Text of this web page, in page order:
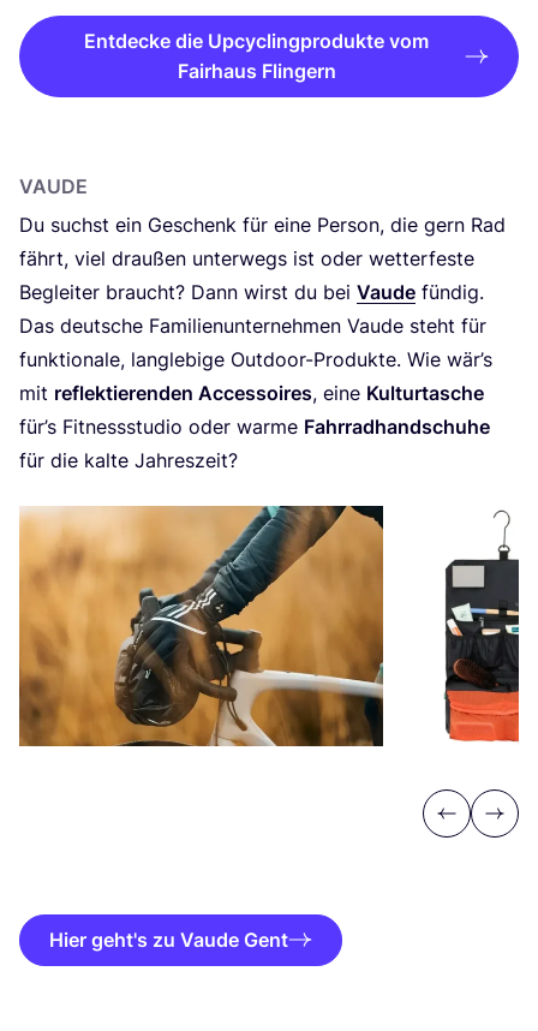
Entdecke die Upcyclingprodukte vom
Fairhaus Flingern
VAU­DE
Du suchst ein Geschenk für eine Per­son, die gern Rad
fährt, viel drau­ßen unter­wegs ist oder wet­ter­fes­te
Beglei­ter braucht? Dann wirst du bei Vau­de fün­dig.
Das deut­sche Fami­li­en­un­ter­neh­men Vau­de steht für
funk­tio­na­le, lang­le­bi­ge Out­door-Pro­duk­te. Wie wär’s
mit reflek­tie­ren­den Acces­soires, eine Kul­tur­ta­sche
für’s Fit­ness­stu­dio oder war­me Fahr­rad­hand­schu­he
für die kal­te Jahreszeit?
Previous
Next
Hier geht's zu Vaude Gent